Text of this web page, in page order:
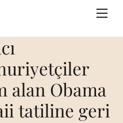
alan Obama
tatiline geri